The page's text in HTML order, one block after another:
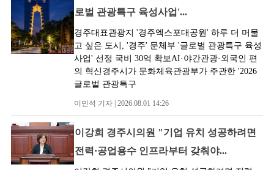
로벌 관광특구 육성사업'...
경주대표관광지 '경주엑스포대공원' 하루 더 머물
고 싶은 도시, '경주' 문체부 '글로벌 관광특구 육성
사업' 선정 국비 30억 확보AI·야간관광·외국인 편
의 혁신경주시가 문화체육관광부가 주관한 '2026
글로벌 관광특구
이민석 기자 | 2026.08.01 14:26
이강희 경주시의원 "기업 유치 성공하려면
전력·공업용수 인프라부터 갖춰야...